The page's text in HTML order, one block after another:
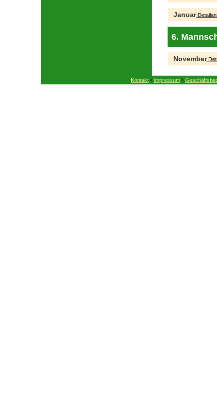
Januar
6.
November
Kontakt • Impressum •